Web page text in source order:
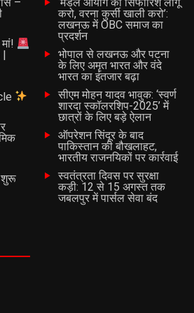
शुरू
करो, वरना कुर्सी खाली करो’:
लखनऊ में OBC समाज का
प्रदर्शन
भोपाल से लखनऊ और पटना
के लिए अमृत भारत और वंदे
भारत का इंतजार बढ़ा
सीएम मोहन यादव भावुक: ‘स्वर्ण
शारदा स्कॉलरशिप-2025’ में
छात्रों के लिए बड़े ऐलान
ऑपरेशन सिंदूर के बाद
पाकिस्तान की बौखलाहट,
भारतीय राजनयिकों पर कार्रवाई
स्वतंत्रता दिवस पर सुरक्षा
कड़ी: 12 से 15 अगस्त तक
जबलपुर में पार्सल सेवा बंद